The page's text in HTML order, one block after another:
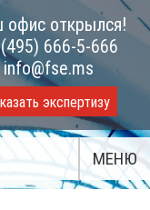
открылся!
666-5-666
info@fse.ms
экспертизу
МЕНЮ